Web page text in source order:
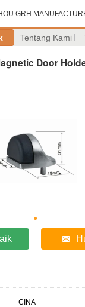
GRH
Tentang Kami
Door
CINA